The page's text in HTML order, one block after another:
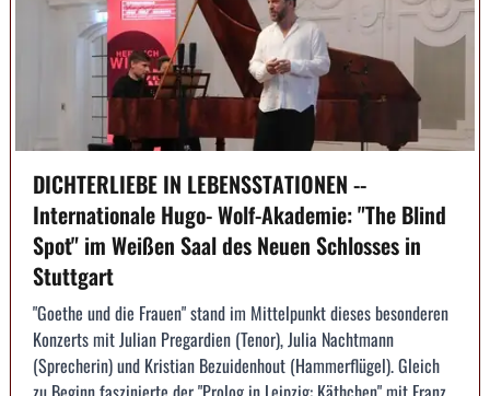
DICHTERLIEBE IN LEBENSSTATIONEN --
Internationale Hugo- Wolf-Akademie: "The Blind
Spot" im Weißen Saal des Neuen Schlosses in
Stuttgart
"Goethe und die Frauen" stand im Mittelpunkt dieses besonderen
Konzerts mit Julian Pregardien (Tenor), Julia Nachtmann
(Sprecherin) und Kristian Bezuidenhout (Hammerflügel). Gleich